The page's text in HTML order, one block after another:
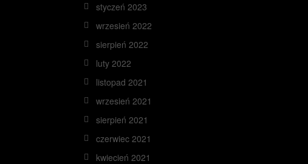
styczeń 2023
wrzesień 2022
sierpień 2022
luty 2022
listopad 2021
wrzesień 2021
sierpień 2021
czerwiec 2021
kwiecień 2021